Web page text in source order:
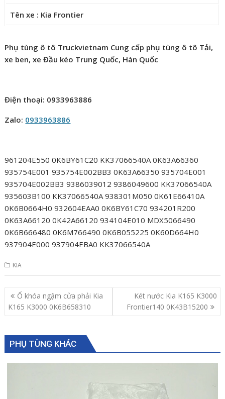
Tên xe : Kia Frontier
Phụ tùng ô tô Truckvietnam Cung cấp phụ tùng ô tô Tải,
xe ben, xe Đầu kéo Trung Quốc, Hàn Quốc
Điện thoại: 0933963886
Zalo: 0933963886
961204E550 0K6BY61C20 KK37066540A 0K63A66360
935754E001 935754E002BB3 0K63A66350 935704E001
935704E002BB3 9386039012 9386049600 KK37066540A
935603B100 KK37066540A 938301M050 0K61E66410A
0K6B0664H0 932604EAA0 0K6BY61C70 934201R200
0K63A66120 0K42A66120 934104E010 MDX5066490
0K6B666480 0K6M766490 0K6B055225 0K60D664H0
937904E000 937904EBA0 KK37066540A
KIA
Post
navigation
Ổ khóa ngậm cửa phải Kia
K165 K3000 0K6B658310
Két nước Kia K165 K3000
Frontier140 0K43B15200
PHỤ TÙNG KHÁC